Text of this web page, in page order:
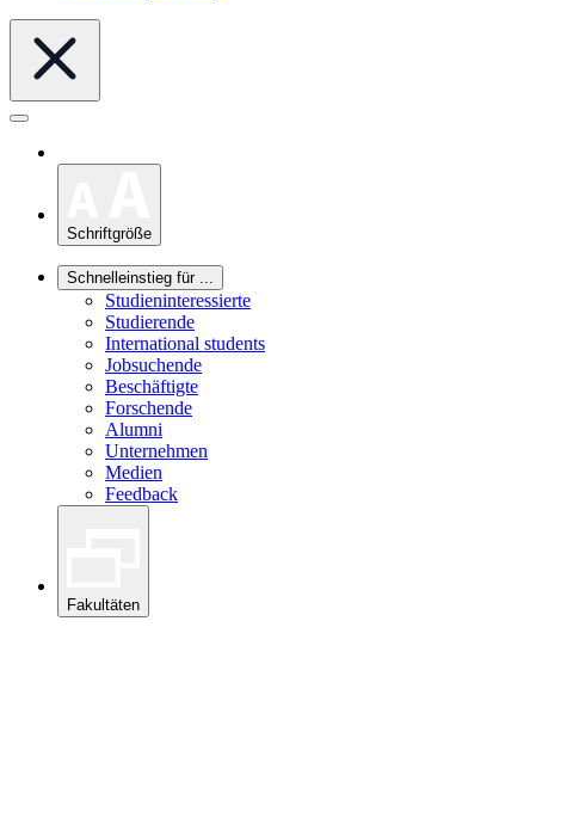
Schriftgröße
Schnelleinstieg für ...
Studieninteressierte
Studierende
International students
Jobsuchende
Beschäftigte
Forschende
Alumni
Unternehmen
Medien
Feedback
Fakultäten